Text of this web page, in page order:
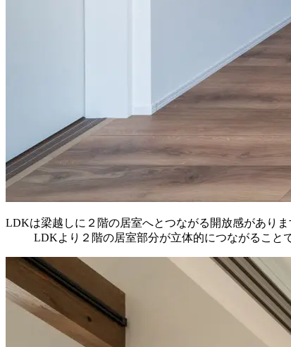
LDKは梁越しに２階の居室へとつながる開放感がありま
LDKより２階の居室部分が立体的につながること